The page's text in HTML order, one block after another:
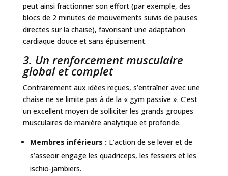
peut ainsi fractionner son effort (par exemple, des
blocs de 2 minutes de mouvements suivis de pauses
directes sur la chaise), favorisant une adaptation
cardiaque douce et sans épuisement.
3. Un renforcement musculaire
global et complet
Contrairement aux idées reçues, s’entraîner avec une
chaise ne se limite pas à de la « gym passive ». C’est
un excellent moyen de solliciter les grands groupes
musculaires de manière analytique et profonde.
Membres inférieurs : L’action de se lever et de
s’asseoir engage les quadriceps, les fessiers et les
ischio-jambiers.